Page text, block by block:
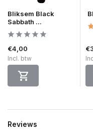
Bliksem Black
Sabbath ...
€4,00
Incl. btw
Reviews